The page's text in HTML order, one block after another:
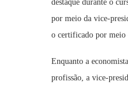
destaque durante o
por meio da vice-
o certificado por meio
Enquanto a
profissão, a vice-